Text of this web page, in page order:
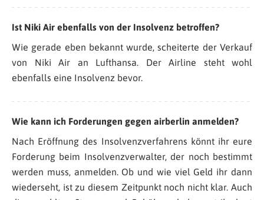
Ist Niki Air ebenfalls von der Insolvenz betroffen?
Wie gerade eben bekannt wurde, scheiterte der Verkauf
von Niki Air an Lufthansa. Der Airline steht wohl
ebenfalls eine Insolvenz bevor.
Wie kann ich Forderungen gegen airberlin anmelden?
Nach Eröffnung des Insolvenzverfahrens könnt ihr eure
Forderung beim Insolvenzverwalter, der noch bestimmt
werden muss, anmelden. Ob und wie viel Geld ihr dann
wiederseht, ist zu diesem Zeitpunkt noch nicht klar. Auch